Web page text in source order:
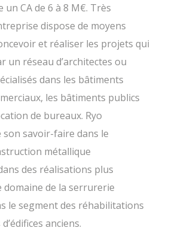
un CA de 6 à 8 M€. Très
dispose de moyens
et réaliser les projets qui
un réseau d’architectes ou
dans les bâtiments
les bâtiments publics
de bureaux. Ryo
son savoir-faire dans le
métallique
des réalisations plus
domaine de la serrurerie
le segment des réhabilitations
anciens.